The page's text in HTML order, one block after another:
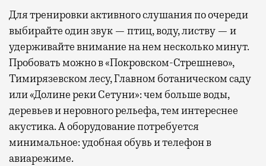
Для тренировки активного слушания по очереди
выбирайте один звук — птиц, воду, листву — и
удерживайте внимание на нем несколько минут.
Пробовать можно в «Покровском-Стрешнево»,
Тимирязевском лесу, Главном ботаническом саду
или «Долине реки Сетуни»: чем больше воды,
деревьев и неровного рельефа, тем интереснее
акустика. А оборудование потребуется
минимальное: удобная обувь и телефон в
авиарежиме.